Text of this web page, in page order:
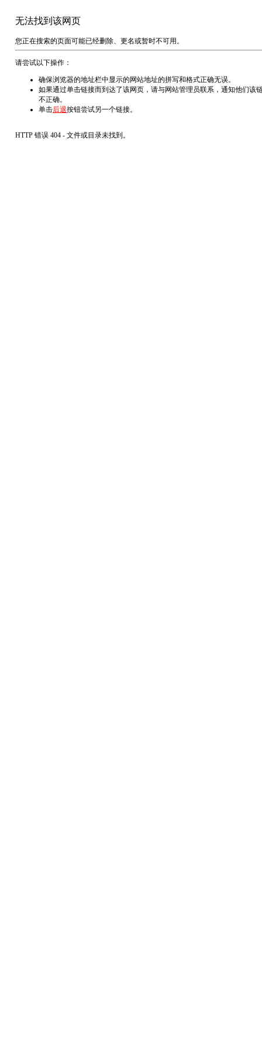
无法找到该网页
您正在搜索的页面可能已经删除、更名或暂时不可用。
请尝试以下操作：
确保浏览器的地址栏中显示的网站地址的拼写和格式正确无误。
如果通过单击链接而到达了该网页，请与网站管理员联系，通知他们该
不正确。
单击后退按钮尝试另一个链接。
HTTP 错误 404 - 文件或目录未找到。